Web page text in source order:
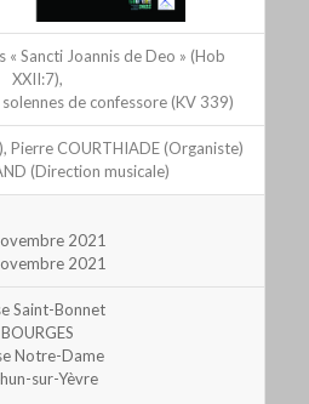
« Sancti Joannis de Deo » (Hob
XXII:7),
de confessore (KV 339)
Pierre COURTHIADE (Organiste)
(Direction musicale)
2021
2021
Saint-Bonnet
BOURGES
Notre-Dame
sur-Yèvre